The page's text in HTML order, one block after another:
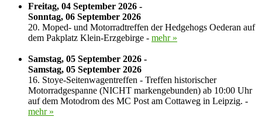
Freitag, 04 September 2026 -
Sonntag, 06 September 2026
20. Moped- und Motorradtreffen der Hedgehogs Oederan auf
dem Pakplatz Klein-Erzgebirge - mehr »
Samstag, 05 September 2026 -
Samstag, 05 September 2026
16. Stoye-Seitenwagentreffen - Treffen historischer
Motorradgespanne (NICHT markengebunden) ab 10:00 Uhr
auf dem Motodrom des MC Post am Cottaweg in Leipzig. -
mehr »